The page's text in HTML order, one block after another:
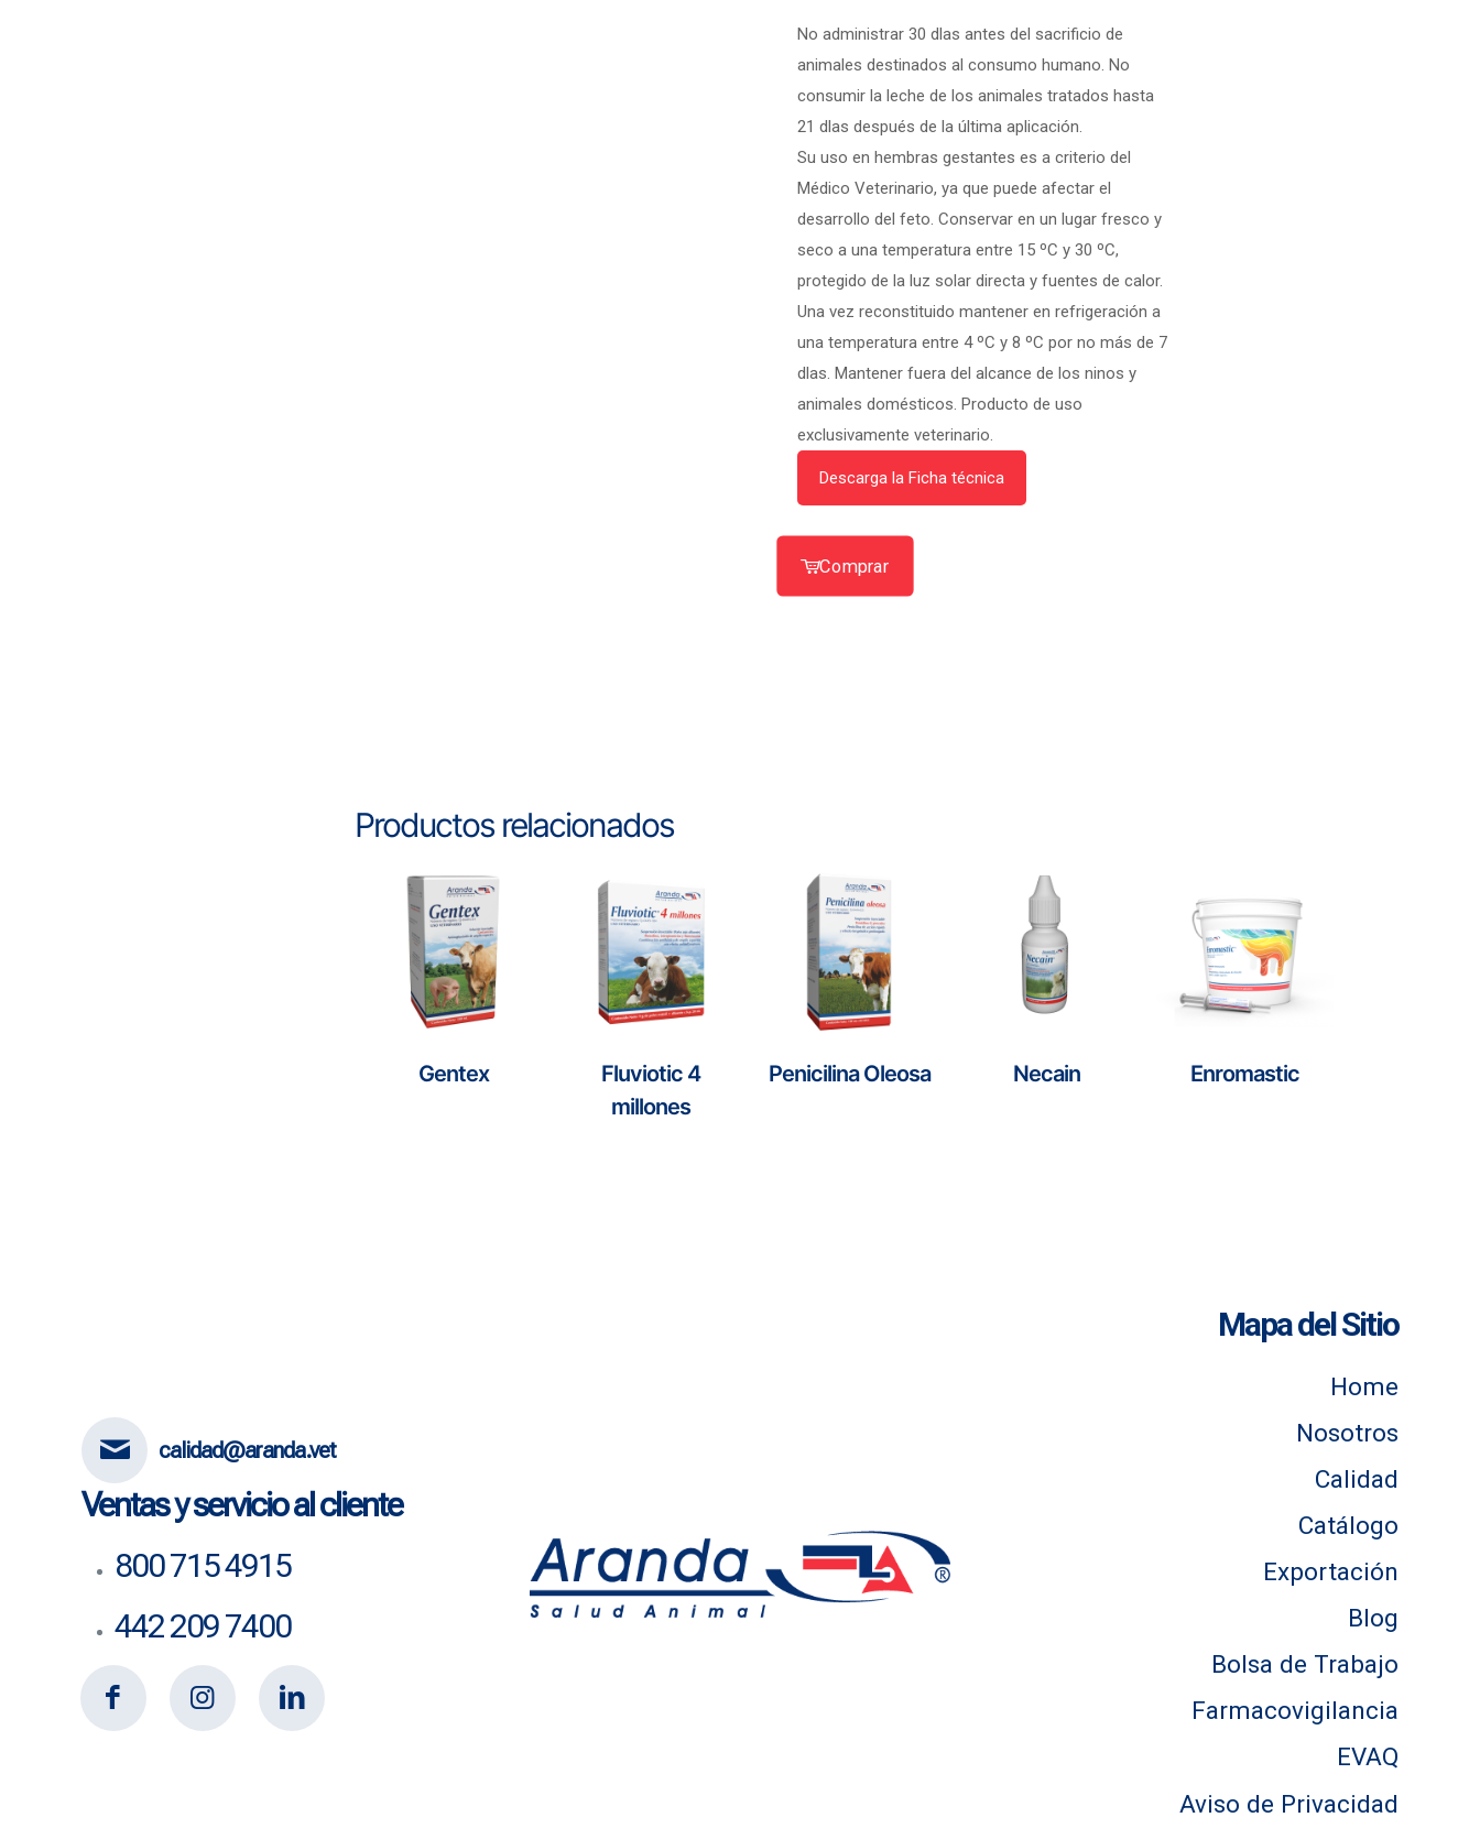
No administrar 30 dlas antes del sacrificio de
animales destinados al consumo humano. No
consumir la leche de los animales tratados hasta
21 dlas después de la última aplicación.
Su uso en hembras gestantes es a criterio del
Médico Veterinario, ya que puede afectar el
desarrollo del feto. Conservar en un lugar fresco y
seco a una temperatura entre 15 ºC y 30 ºC,
protegido de la luz solar directa y fuentes de calor.
Una vez reconstituido mantener en refrigeración a
una temperatura entre 4 ºC y 8 ºC por no más de 7
dlas. Mantener fuera del alcance de los ninos y
animales domésticos. Producto de uso
exclusivamente veterinario.
Descarga la Ficha técnica
Comprar
Productos relacionados
Gentex
Fluviotic 4
millones
Penicilina Oleosa Necain Enromastic
calidad@aranda.vet
Ventas y servicio al cliente
800 715 4915
442 209 7400
Mapa del Sitio
Home
Nosotros
Calidad
Catálogo
Exportación
Blog
Bolsa de Trabajo
Farmacovigilancia
EVAQ
Aviso de Privacidad